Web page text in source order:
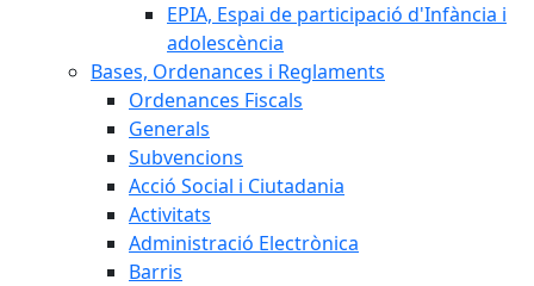
EPIA, Espai de participació d'Infància i
adolescència
Bases, Ordenances i Reglaments
Ordenances Fiscals
Generals
Subvencions
Acció Social i Ciutadania
Activitats
Administració Electrònica
Barris